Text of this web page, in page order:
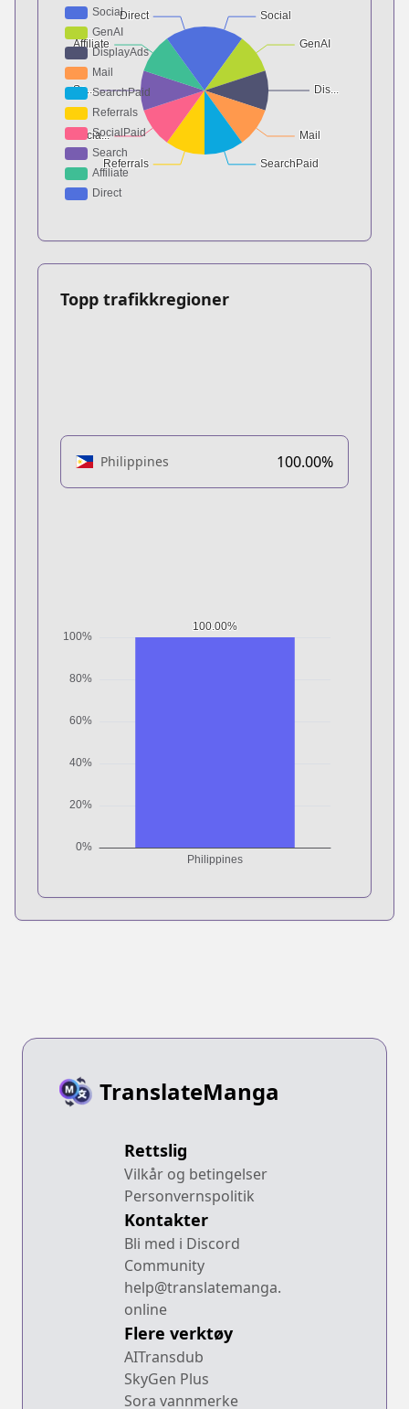
Topp trafikkregioner
Philippines 100.00%
TranslateManga
Rettslig
Vilkår og betingelser
Personvernspolitik
Kontakter
Bli med i Discord
Community
help@translatemanga.
online
Flere verktøy
AITransdub
SkyGen Plus
Sora vannmerke